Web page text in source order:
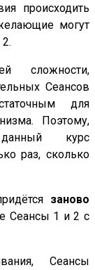
происходить
могут
сложности,
Сеансов
для
Поэтому,
курс
раз, сколько
заново
Сеансы 1 и 2 с
Сеансы